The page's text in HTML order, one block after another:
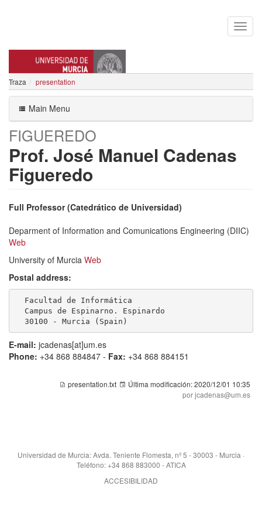
JOSE MANUEL CADENAS
FIGUEREDO
Traza presentation
Main Menu
Prof. José Manuel Cadenas
Figueredo
Full Professor (Catedrático de Universidad)
Deparment of Information and Comunications Engineering (DIIC)
Web
University of Murcia Web
Postal address:
  30100 - Murcia (Spain)
E-mail: jcadenas[at]um.es
Phone: +34 868 884847 - Fax: +34 868 884151
presentation.txt Última modificación:2020/12/01 10:35
por jcadenas@um.es
Universidad de Murcia: Avda. Teniente Flomesta, nº 5 - 30003 - Murcia ·
Teléfono: +34 868 883000 - ATICA
ACCESIBILIDAD